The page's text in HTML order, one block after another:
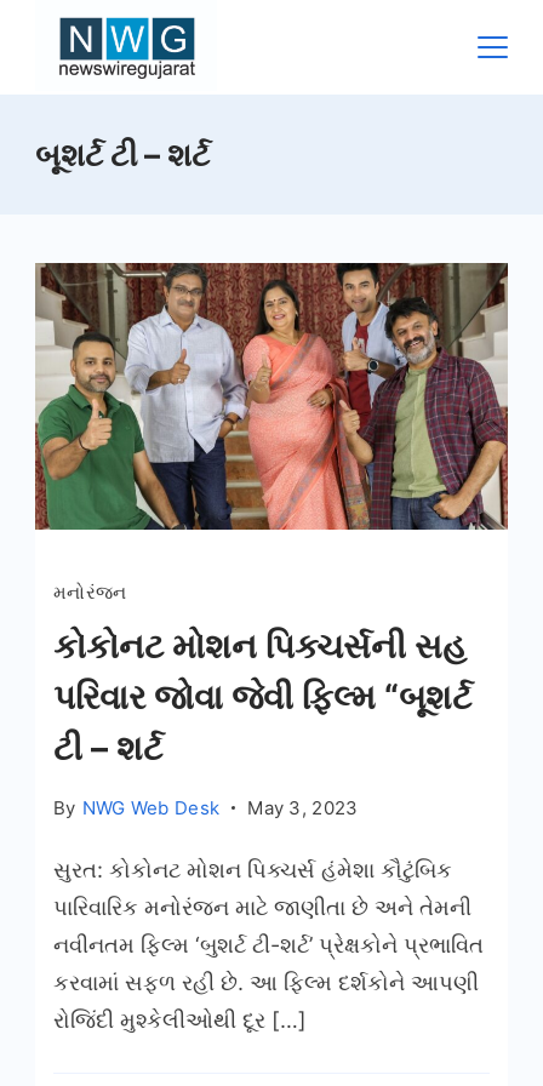
Wire
બૂશર્ટ ટી – શર્ટ
મનોરંજન
કોકોનટ મોશન પિક્ચર્સની સહ
પરિવાર જોવા જેવી ફિલ્મ “બૂશર્ટ
ટી – શર્ટ
By NWG Web Desk May 3, 2023
સુરત: કોકોનટ મોશન પિક્ચર્સ હંમેશા કૌટુંબિક
પારિવારિક મનોરંજન માટે જાણીતા છે અને તેમની
નવીનતમ ફિલ્મ ‘બુશર્ટ ટી-શર્ટ’ પ્રેક્ષકોને પ્રભાવિત
કરવામાં સફળ રહી છે. આ ફિલ્મ દર્શકોને આપણી
રોજિંદી મુશ્કેલીઓથી દૂર […]